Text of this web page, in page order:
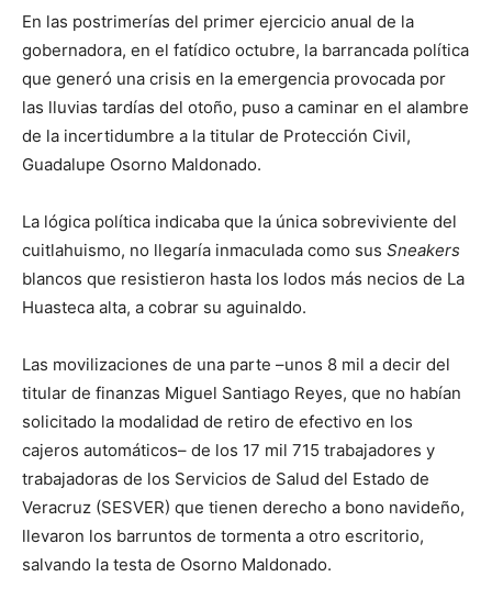
En las postrimerías del primer ejercicio anual de la
gobernadora, en el fatídico octubre, la barrancada política
que generó una crisis en la emergencia provocada por
las lluvias tardías del otoño, puso a caminar en el alambre
de la incertidumbre a la titular de Protección Civil,
Guadalupe Osorno Maldonado.
La lógica política indicaba que la única sobreviviente del
cuitlahuismo, no llegaría inmaculada como sus Sneakers
blancos que resistieron hasta los lodos más necios de La
Huasteca alta, a cobrar su aguinaldo.
Las movilizaciones de una parte –unos 8 mil a decir del
titular de finanzas Miguel Santiago Reyes, que no habían
solicitado la modalidad de retiro de efectivo en los
cajeros automáticos– de los 17 mil 715 trabajadores y
trabajadoras de los Servicios de Salud del Estado de
Veracruz (SESVER) que tienen derecho a bono navideño,
llevaron los barruntos de tormenta a otro escritorio,
salvando la testa de Osorno Maldonado.